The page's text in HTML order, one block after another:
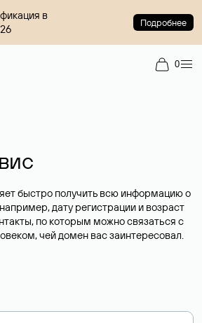
в
Подробнее
0
быстро получить всю информацию о
дату регистрации и возраст
по которым можно связаться с
чей домен вас заинтересовал.